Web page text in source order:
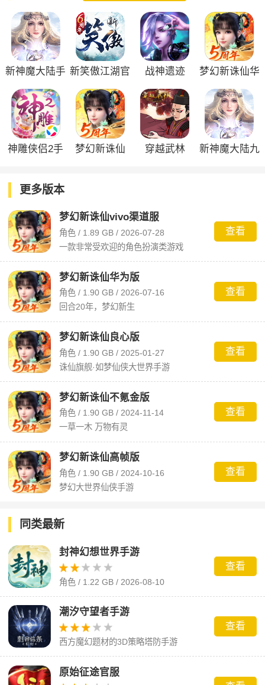
新神魔大陆手 新笑傲江湖官
战神遗迹
梦幻新诛仙华
神雕侠侣2手
梦幻新诛仙
穿越武林
新神魔大陆九
更多版本
梦幻新诛仙vivo渠道服
角色 / 1.89 GB / 2026-07-28
一款非常受欢迎的角色扮演类游戏
查看
梦幻新诛仙华为版
角色 / 1.90 GB / 2026-07-16
回合20年，梦幻新生
查看
梦幻新诛仙良心版
角色 / 1.90 GB / 2025-01-27
诛仙旗舰·如梦仙侠大世界手游
查看
梦幻新诛仙不氪金版
角色 / 1.90 GB / 2024-11-14
一草一木 万物有灵
查看
梦幻新诛仙高帧版
角色 / 1.90 GB / 2024-10-16
梦幻大世界仙侠手游
查看
同类最新
封神幻想世界手游
角色 / 1.22 GB / 2026-08-10
查看
潮汐守望者手游
西方魔幻题材的3D策略塔防手游
查看
原始征途官服